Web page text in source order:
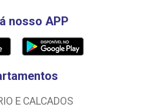
nosso APP
E CALCADOS